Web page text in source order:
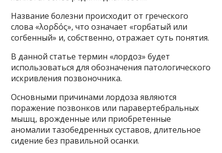
Название болезни происходит от греческого
слова «λορδός», что означает «горбатый или
согбенный» и, собственно, отражает суть понятия.
В данной статье термин «лордоз» будет
использоваться для обозначения патологического
искривления позвоночника.
Основными причинами лордоза являются
поражение позвонков или паравертебральных
мышц, врожденные или приобретенные
аномалии тазобедренных суставов, длительное
сидение без правильной осанки.